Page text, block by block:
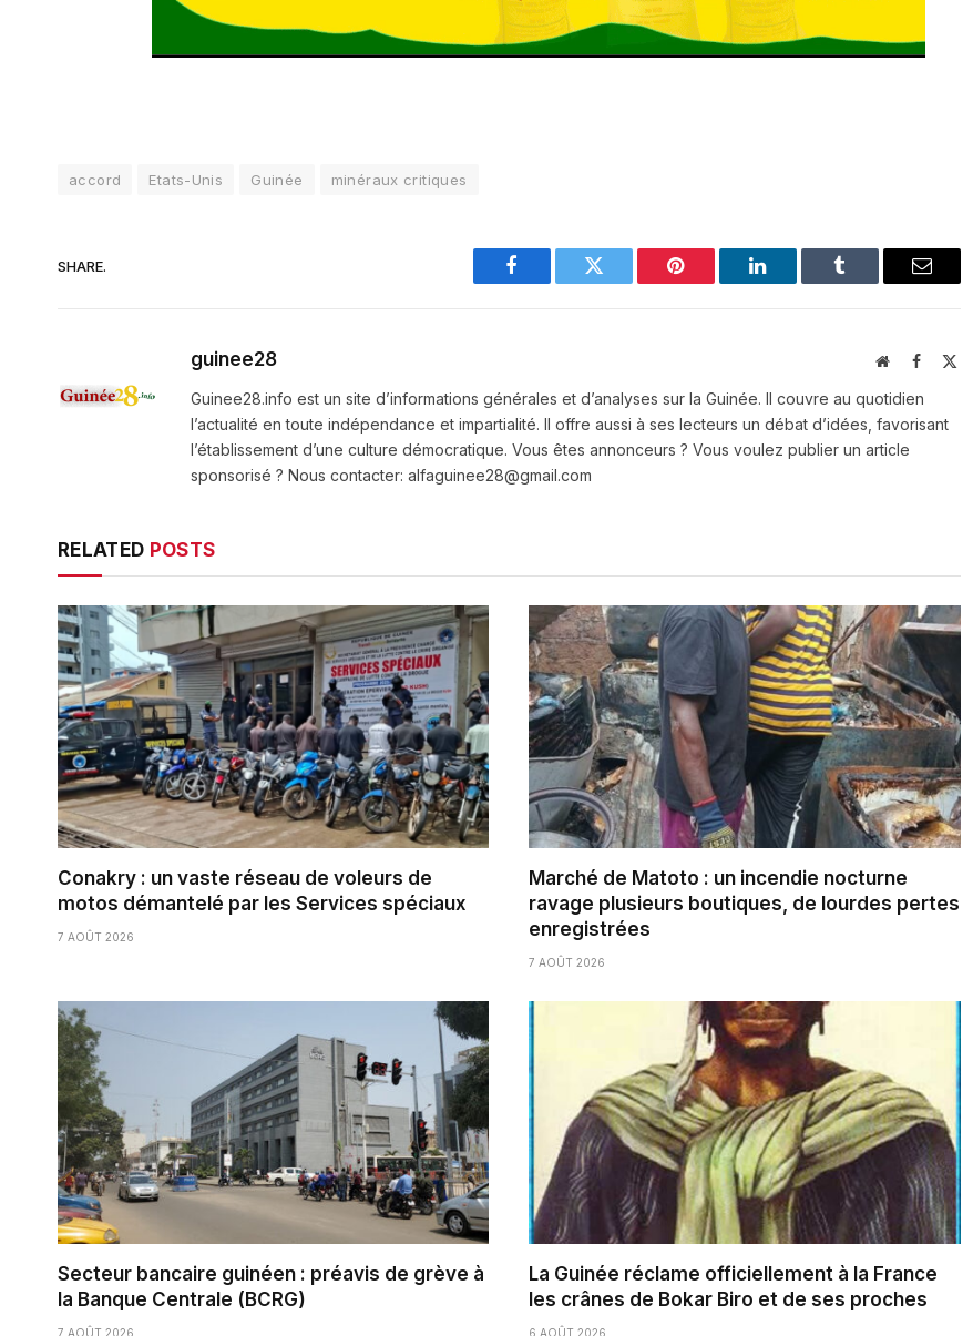
accord Etats-Unis Guinée minéraux critiques
SHARE.
Facebook Twitter Pinterest LinkedIn Tumblr Email
guinee28 WebsiteFacebook
X
Guinee28.info est un site d’informations générales et d’analyses sur la Guinée. Il couvre au quotidien
l’actualité en toute indépendance et impartialité. Il offre aussi à ses lecteurs un débat d’idées, favorisant
l’établissement d’une culture démocratique. Vous êtes annonceurs ? Vous voulez publier un article
sponsorisé ? Nous contacter: alfaguinee28@gmail.com
RELATED POSTS
Conakry : un vaste réseau de voleurs de
motos démantelé par les Services spéciaux
7 AOÛT 2026
Marché de Matoto : un incendie nocturne
ravage plusieurs boutiques, de lourdes pertes
enregistrées
7 AOÛT 2026
Secteur bancaire guinéen : préavis de grève à
la Banque Centrale (BCRG)
7 AOÛT 2026
La Guinée réclame officiellement à la France
les crânes de Bokar Biro et de ses proches
6 AOÛT 2026